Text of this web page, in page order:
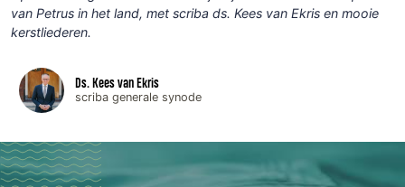
van Petrus in het land, met scriba ds. Kees van Ekris en mooie
kerstliederen.
Ds. Kees van Ekris
scriba generale synode